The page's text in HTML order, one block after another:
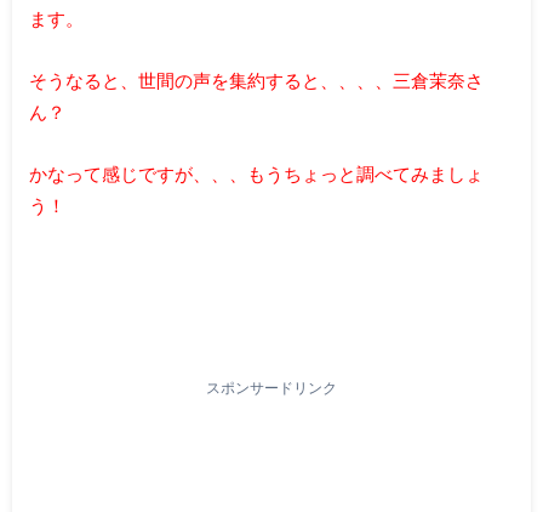
ます。
そうなると、世間の声を集約すると、、、、三倉茉奈さ
ん？
かなって感じですが、、、もうちょっと調べてみましょ
う！
スポンサードリンク